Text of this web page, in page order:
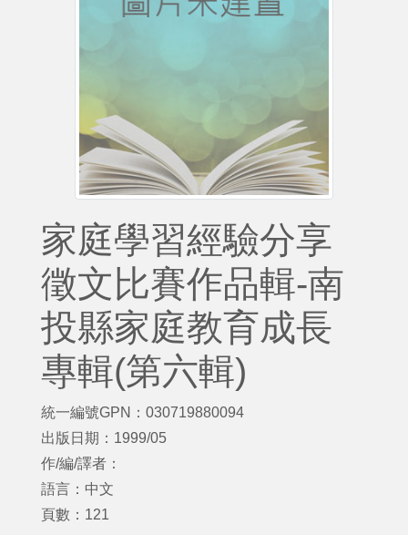
家庭學習經驗分享
徵文比賽作品輯-南
投縣家庭教育成長
專輯(第六輯)
統一編號GPN：030719880094
出版日期：1999/05
作/編/譯者：
語言：中文
頁數：121